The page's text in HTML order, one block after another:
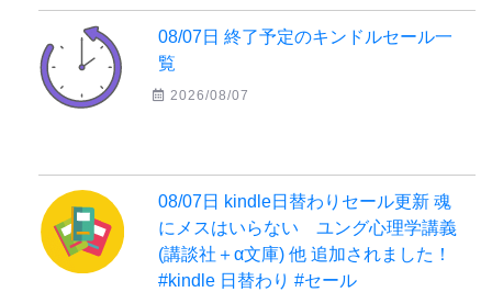
08/07日 終了予定のキンドルセール一
覧
2026/08/07
08/07日 kindle日替わりセール更新 魂
にメスはいらない ユング心理学講義
(講談社＋α文庫) 他 追加されました！
#kindle 日替わり #セール